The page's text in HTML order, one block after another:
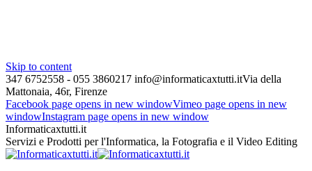
Skip to content
347 6752558 - 055 3860217 info@informaticaxtutti.itVia della
Mattonaia, 46r, Firenze
Facebook page opens in new windowVimeo page opens in new
windowInstagram page opens in new window
Informaticaxtutti.it
Servizi e Prodotti per l'Informatica, la Fotografia e il Video Editing